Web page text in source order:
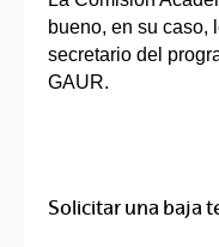
bueno, en su caso,
secretario del
GAUR.
Solicitar una baja